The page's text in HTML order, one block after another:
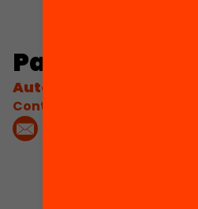
Paulo Santiago
Autor
Contacta'm: